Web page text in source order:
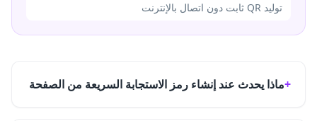
توليد QR ثابت دون اتصال بالإنترنت
ماذا يحدث عند إنشاء رمز الاستجابة السريعة من الصفحة